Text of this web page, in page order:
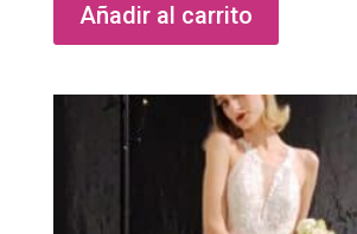
Añadir al carrito